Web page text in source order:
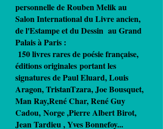
personnelle de Rouben Melik au
Salon International du Livre ancien,
del'Estampe et du Dessin au Grand
Palais à Paris :
150 livres rares de poésie française,
éditions originales portant les
signatures de Paul Eluard, Louis
Aragon, TristanTzara, Joe Bousquet,
Man Ray,René Char, René Guy
Cadou, Norge ,Pierre Albert Birot,
Jean Tardieu , Yves Bonnefoy...